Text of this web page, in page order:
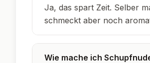
Ja, das spart Zeit. Selber
schmeckt aber noch
Wie mache ich